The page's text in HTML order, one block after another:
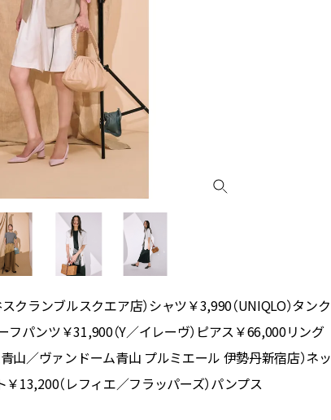
ランブルスクエア店）シャツ￥3,990（UNIQLO）タンク
フパンツ￥31,900（Y／イレーヴ）ピアス￥66,000リング
山／ヴァンドーム青山 プルミエール 伊勢丹新宿店）ネッ
￥13,200（レフィエ／フラッパーズ）パンプス